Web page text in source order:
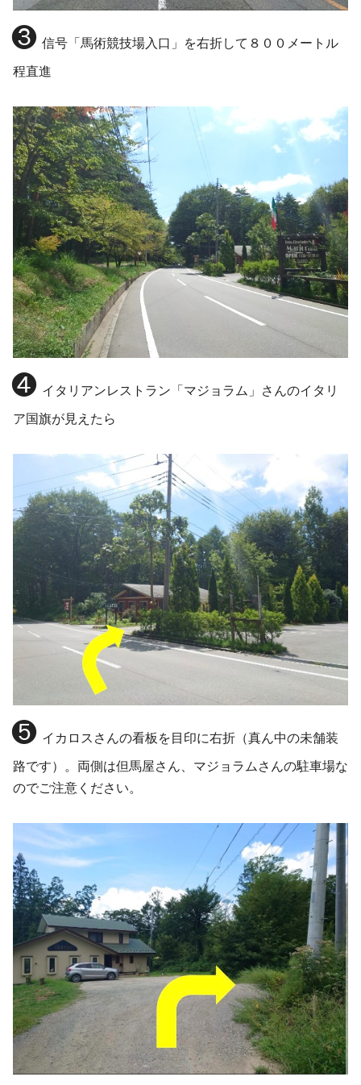
❸ 信号「馬術競技場入口」を右折して８００メートル
程直進
❹ イタリアンレストラン「マジョラム」さんのイタリ
ア国旗が見えたら
❺ イカロスさんの看板を目印に右折（真ん中の未舗装
路です）。両側は但馬屋さん、マジョラムさんの駐車場な
のでご注意ください。